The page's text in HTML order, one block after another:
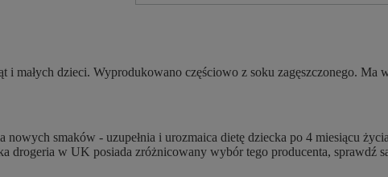
i małych dzieci. Wyprodukowano częściowo z soku zagęszczonego. Ma
nowych smaków - uzupełnia i urozmaica dietę dziecka po 4 miesiącu
drogeria w UK posiada zróżnicowany wybór tego producenta, sprawdź